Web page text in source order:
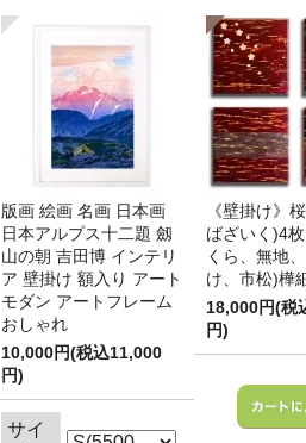
版画 絵画 名画 日本画
日本アルプス十二題 劔
山の朝 吉田博 インテリ
ア 壁掛け 額入り アート
モダン アートフレーム
おしゃれ
10,000円(税込11,000
円)
サイ
《壁掛け》
ばざいく)4
くら、無地
け、市松)樺
18,000円(税
円)